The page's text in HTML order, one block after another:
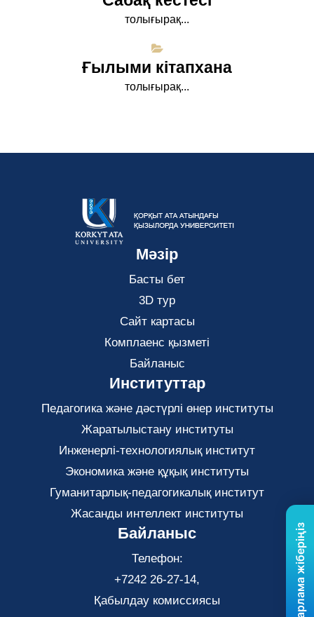
толығырақ...
Ғылыми кітапхана
толығырақ...
Мәзір
Басты бет
3D тур
Сайт картасы
Комплаенс қызметі
Байланыс
Институттар
Педагогика және дәстүрлі өнер институты
Жаратылыстану институты
Инженерлі-технологиялық институт
Экономика және құқық институты
Гуманитарлық-педагогикалық институт
Жасанды интеллект институты
Байланыс
Телефон:
+7242 26-27-14,
Қабылдау комиссиясы